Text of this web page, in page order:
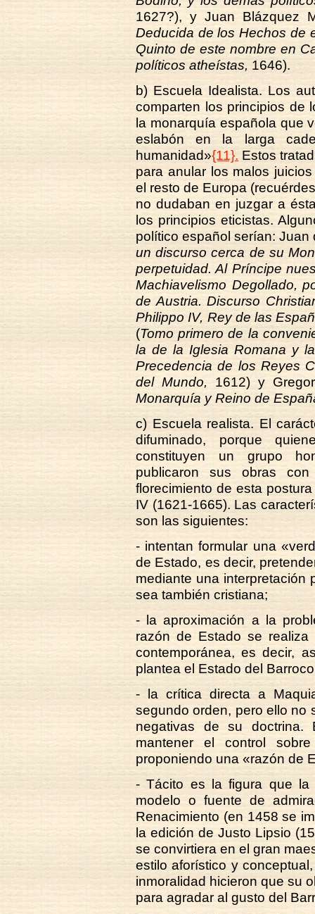
1627?), y Juan Blázquez
Deducida de los Hechos de
Quinto de este nombre en
políticos atheístas, 1646).
b) Escuela Idealista. Los
comparten los principios de
la monarquía española que
eslabón en la larga
humanidad»{11}. Estos
para anular los malos
el resto de Europa
no dudaban en juzgar a
los principios eticistas.
político español serían: Juan
un discurso cerca de su
perpetuidad. Al Príncipe
Machiavelismo Degollado,
de Austria. Discurso
Philippo IV, Rey de las
(Tomo primero de la
la de la Iglesia Romana y
Precedencia de los Reyes
del Mundo, 1612) y
Monarquía y Reino de
c) Escuela realista. El
difuminado, porque
constituyen un grupo
publicaron sus obras
florecimiento de esta
IV (1621-1665). Las
son las siguientes:
- intentan formular una
de Estado, es decir,
mediante una interpretación
sea también cristiana;
- la aproximación a la
razón de Estado se
contemporánea, es decir,
plantea el Estado del
- la crítica directa a
segundo orden, pero ello no
negativas de su doctrina.
mantener el control
proponiendo una «razón de
- Tácito es la figura que la
modelo o fuente de
Renacimiento (en 1458 se
la edición de Justo Lipsio
se convirtiera en el gran
estilo aforístico y
inmoralidad hicieron que su
para agradar al gusto del